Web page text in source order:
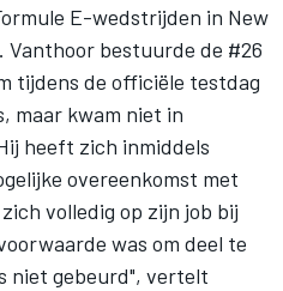
E-wedstrijden in New
Vanthoor bestuurde de #26
tijdens de officiële testdag
maar kwam niet in
heeft zich inmiddels
overeenkomst met
volledig op zijn job bij
was om deel te
niet gebeurd", vertelt